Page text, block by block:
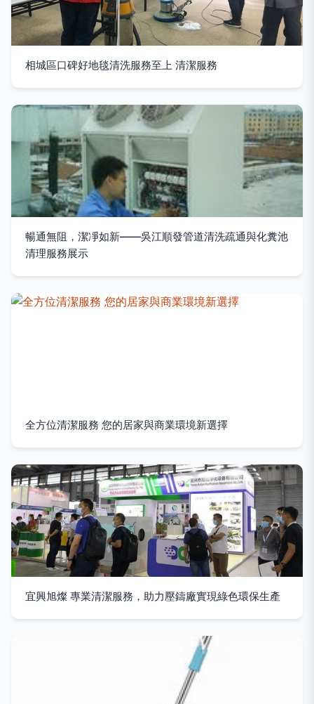
相城區口碑好地毯清洗服務至上 清潔服務
暢通無阻，潔凈如新——吳江順發管道清洗疏通與化糞池
清理服務展示
全方位清潔服務 您的居家與商業環境新選擇
宜興旭燦 專業清潔服務，助力壓鑄廠實現綠色環保生產